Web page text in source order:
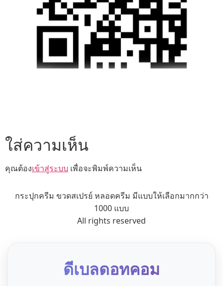
ใส่ความเห็น
คุณต้องเข้าสู่ระบบ เพื่อจะพิมพ์ความเห็น
กระปุกครีม ขวดสเปรย์ หลอดครีม มีแบบให้เลือกมากกว่า
1000 แบบ
All rights reserved
ดีเบลดอทคอม